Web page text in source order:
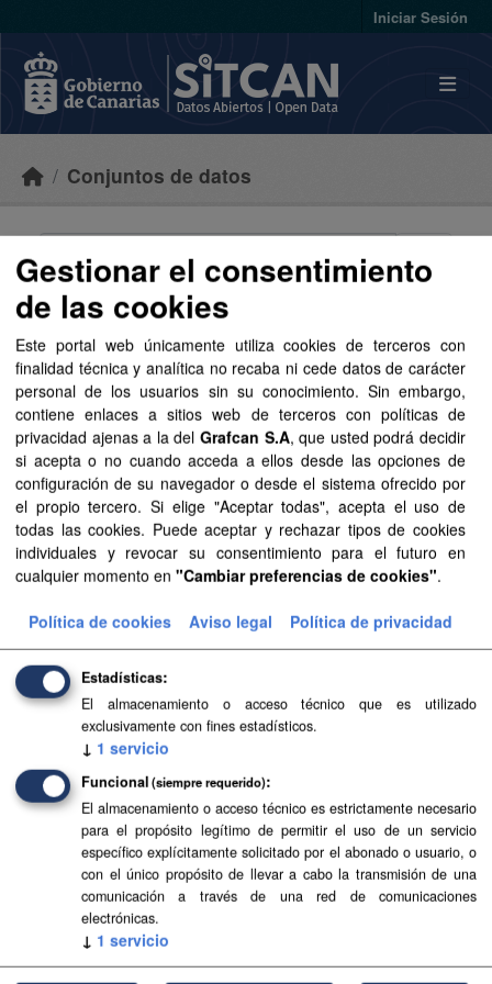
Iniciar Sesión
Conjuntos de datos
Ordenar por
2 conjuntos de datos
encontrados
Organizaciones: GRAFCAN
Etiquetas:
unidades administrativas
Filtrar Resultados
Aguas canarias
Delimitación de las aguas canarias según la Ley 44/2010,
de 30 de diciembre. Esta delimitación está compuesta por
líneas de base recta que unen extremos de islas o islotes.
Líneas de base recta
Líneas de base recta de Canarias según el Real Decreto
2510/1977, de 5 de agosto, sobre trazado de líneas de
base rectas en desarrollo de la Ley 20/1967, de 6 de abril,
sobre...
Gestionar el consentimiento
de las cookies
Este portal web únicamente utiliza cookies de terceros con
finalidad técnica y analítica no recaba ni cede datos de carácter
personal de los usuarios sin su conocimiento. Sin embargo,
contiene enlaces a sitios web de terceros con políticas de
privacidad ajenas a la del Grafcan S.A, que usted podrá decidir
si acepta o no cuando acceda a ellos desde las opciones de
configuración de su navegador o desde el sistema ofrecido por
el propio tercero. Si elige "Aceptar todas", acepta el uso de
todas las cookies. Puede aceptar y rechazar tipos de cookies
individuales y revocar su consentimiento para el futuro en
cualquier momento en "Cambiar preferencias de cookies".
Política de cookies Aviso legal Política de privacidad
Estadísticas
El almacenamiento o acceso técnico que es utilizado
exclusivamente con fines estadísticos.
↓ 1 servicio
Funcional (siempre requerido)
El almacenamiento o acceso técnico es estrictamente necesario
para el propósito legítimo de permitir el uso de un servicio
específico explícitamente solicitado por el abonado o usuario, o
con el único propósito de llevar a cabo la transmisión de una
comunicación a través de una red de comunicaciones
electrónicas.
↓ 1 servicio